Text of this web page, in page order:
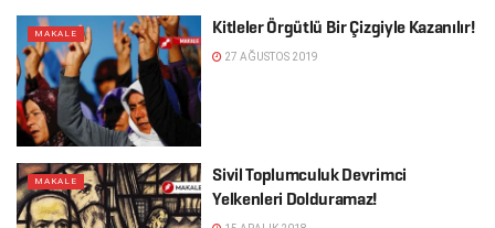
MAKALE Kitleler Örgütlü Bir Çizgiyle Kazanılır!
27 AĞUSTOS 2019
MAKALE
Sivil Toplumculuk Devrimci
Yelkenleri Dolduramaz!